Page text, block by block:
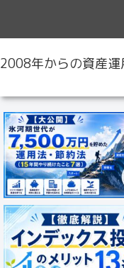
2008年からの資産運